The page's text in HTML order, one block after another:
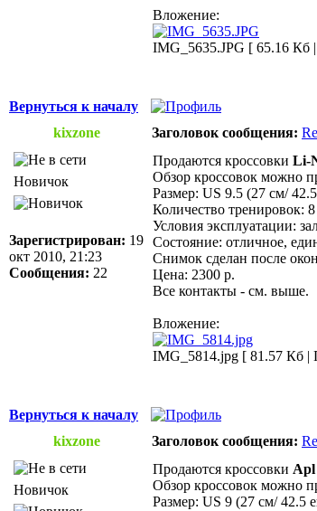
Вложение:
IMG_5635.JPG [ 65.16 Кб
Вернуться к началу
kixzone
Заголовок сообщения:
Новичок
Зарегистрирован: 19
окт 2010, 21:23
Сообщения: 22
Продаются кроссовки Li-
Обзор кроссовок можно
Размер: US 9.5 (27 см/
Количество тренировок: 8
Условия эксплуатации:
Состояние: отличное,
Снимок сделан после
Цена: 2300 р.
Все контакты - см. выше.
Вложение:
IMG_5814.jpg [ 81.57 Кб |
Вернуться к началу
kixzone
Заголовок сообщения:
Новичок
Продаются кроссовки Apl
Обзор кроссовок можно
Размер: US 9 (27 см/ 42.5